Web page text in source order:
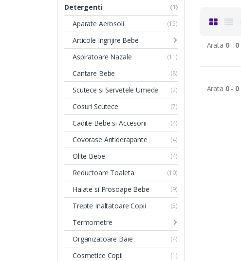
Arata 0- 0
Arata 0- 0
Detergenti (1)
Aparate Aerosoli (15)
Articole Ingrijire Bebe
Aspiratoare Nazale
(11)
Cantare Bebe (8)
Scutece si Servetele Umede (2)
Cosuri Scutece (7)
Cadite Bebe si Accesorii (4)
Covorase Antiderapante (4)
Olite Bebe (4)
Reductoare Toaleta (10)
Halate si Prosoape Bebe (9)
Trepte Inaltatoare Copii (3)
Termometre
Organizatoare Baie
(4)
Cosmetice Copii (1)